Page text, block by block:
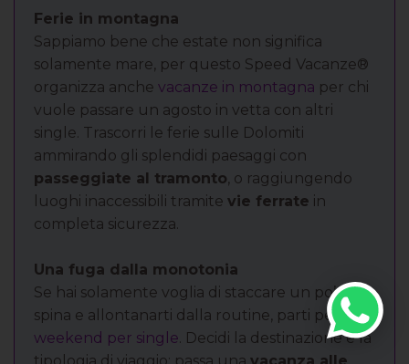
Ferie in montagna
Sappiamo bene che estate non significa
solamente mare, per questo Speed Vacanze®
organizza anche vacanze in montagna per chi
vuole passare un agosto in vetta con altri
single. Trascorri le ferie sulle Dolomiti
ammirando gli splendidi paesaggi con
passeggiate al tramonto, o raggiungendo
luoghi inaccessibili tramite vie ferrate in
completa sicurezza.
Una fuga dalla monotonia
Se hai solamente voglia di staccare un po’ la
spina e allontanarti dalla routine, parti per un
weekend per single. Decidi la destinazione e la